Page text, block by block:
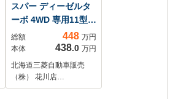
スパー ディーゼルタ
ーボ 4WD 専用11型ナ
ビ マルチアラウンド
モニター 前後ドライ
ブレコーダー ETC 後
席モニター 純正エン
ジンスターター レー
総額 448 万円
本体
438.0 万円
北海道三菱自動車販売
（株） 花川店…